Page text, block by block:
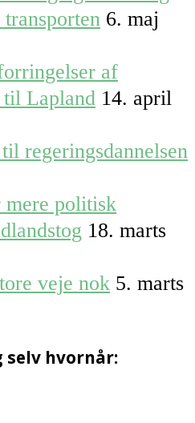
6. maj
af
til Lapland 14. april
regeringsdannelsen
politisk
18. marts
veje nok 5. marts
selv hvornår: